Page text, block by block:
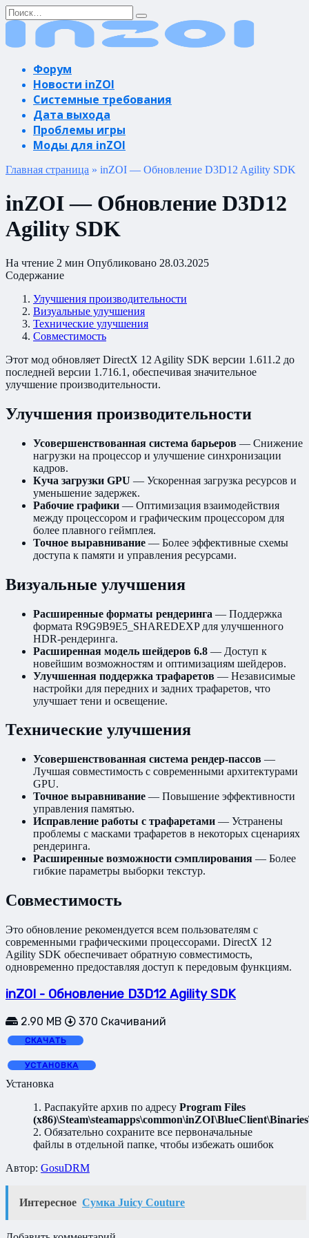
Перейти
к
содержанию
Search
for:
Форум
Новости inZOI
Системные требования
Дата выхода
Проблемы игры
Моды для inZOI
Главная страница » inZOI — Обновление D3D12 Agility SDK
inZOI — Обновление D3D12
Agility SDK
На чтение 2 мин Опубликовано 28.03.2025
Содержание
Улучшения производительности
Визуальные улучшения
Технические улучшения
Совместимость
Этот мод обновляет DirectX 12 Agility SDK версии 1.611.2 до
последней версии 1.716.1, обеспечивая значительное
улучшение производительности.
Улучшения производительности
Усовершенствованная система барьеров — Снижение
нагрузки на процессор и улучшение синхронизации
кадров.
Куча загрузки GPU — Ускоренная загрузка ресурсов и
уменьшение задержек.
Рабочие графики — Оптимизация взаимодействия
между процессором и графическим процессором для
более плавного геймплея.
Точное выравнивание — Более эффективные схемы
доступа к памяти и управления ресурсами.
Визуальные улучшения
Расширенные форматы рендеринга — Поддержка
формата R9G9B9E5_SHAREDEXP для улучшенного
HDR-рендеринга.
Расширенная модель шейдеров 6.8 — Доступ к
новейшим возможностям и оптимизациям шейдеров.
Улучшенная поддержка трафаретов — Независимые
настройки для передних и задних трафаретов, что
улучшает тени и освещение.
Технические улучшения
Усовершенствованная система рендер-пассов —
Лучшая совместимость с современными архитектурами
GPU.
Точное выравнивание — Повышение эффективности
управления памятью.
Исправление работы с трафаретами — Устранены
проблемы с масками трафаретов в некоторых сценариях
рендеринга.
Расширенные возможности сэмплирования — Более
гибкие параметры выборки текстур.
Совместимость
Это обновление рекомендуется всем пользователям с
современными графическими процессорами. DirectX 12
Agility SDK обеспечивает обратную совместимость,
одновременно предоставляя доступ к передовым функциям.
inZOI - Обновление D3D12 Agility SDK
2.90 MB 370 Скачиваний
СКАЧАТЬ
УСТАНОВКА
Установка
1. Распакуйте архив по адресу Program Files
2. Обязательно сохраните все первоначальные
файлы в отдельной папке, чтобы избежать ошибок
Автор: GosuDRM
Интересное Сумка Juicy Couture